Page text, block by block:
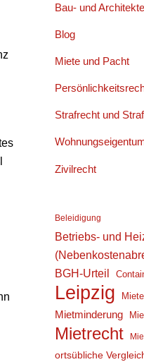
Bau- und
Blog
Miete und Pacht
Strafrecht und
Zivilrecht
Beleidigung
Betriebs- und
BGH-Urteil
Leipzig
Mietminderung
Mietrecht
ortsübliche